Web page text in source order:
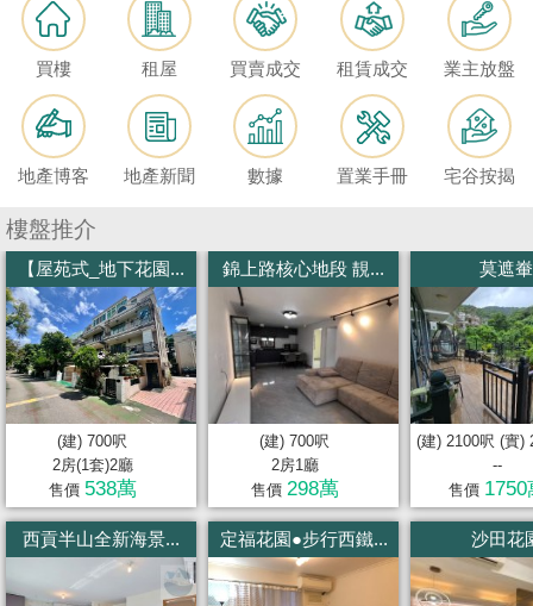
宅
谷
按
揭
地
產
博
客
地
產
新
據
公
佈
買樓 租屋 買賣成交 租賃成交 業主放盤
地產博客 地產新聞 數據 置業手冊 宅谷按揭
樓盤推介
【屋苑式_地下花園...
(建) 700呎
2房(1套)2廳
售價 538萬
西貢半山全新海景...
錦上路核心地段 靚...
(建) 700呎
2房1廳
售價 298萬
定福花園●步行西鐵...
莫遮輋
(建) 2100呎 (實)
--
售價 1750
沙田花